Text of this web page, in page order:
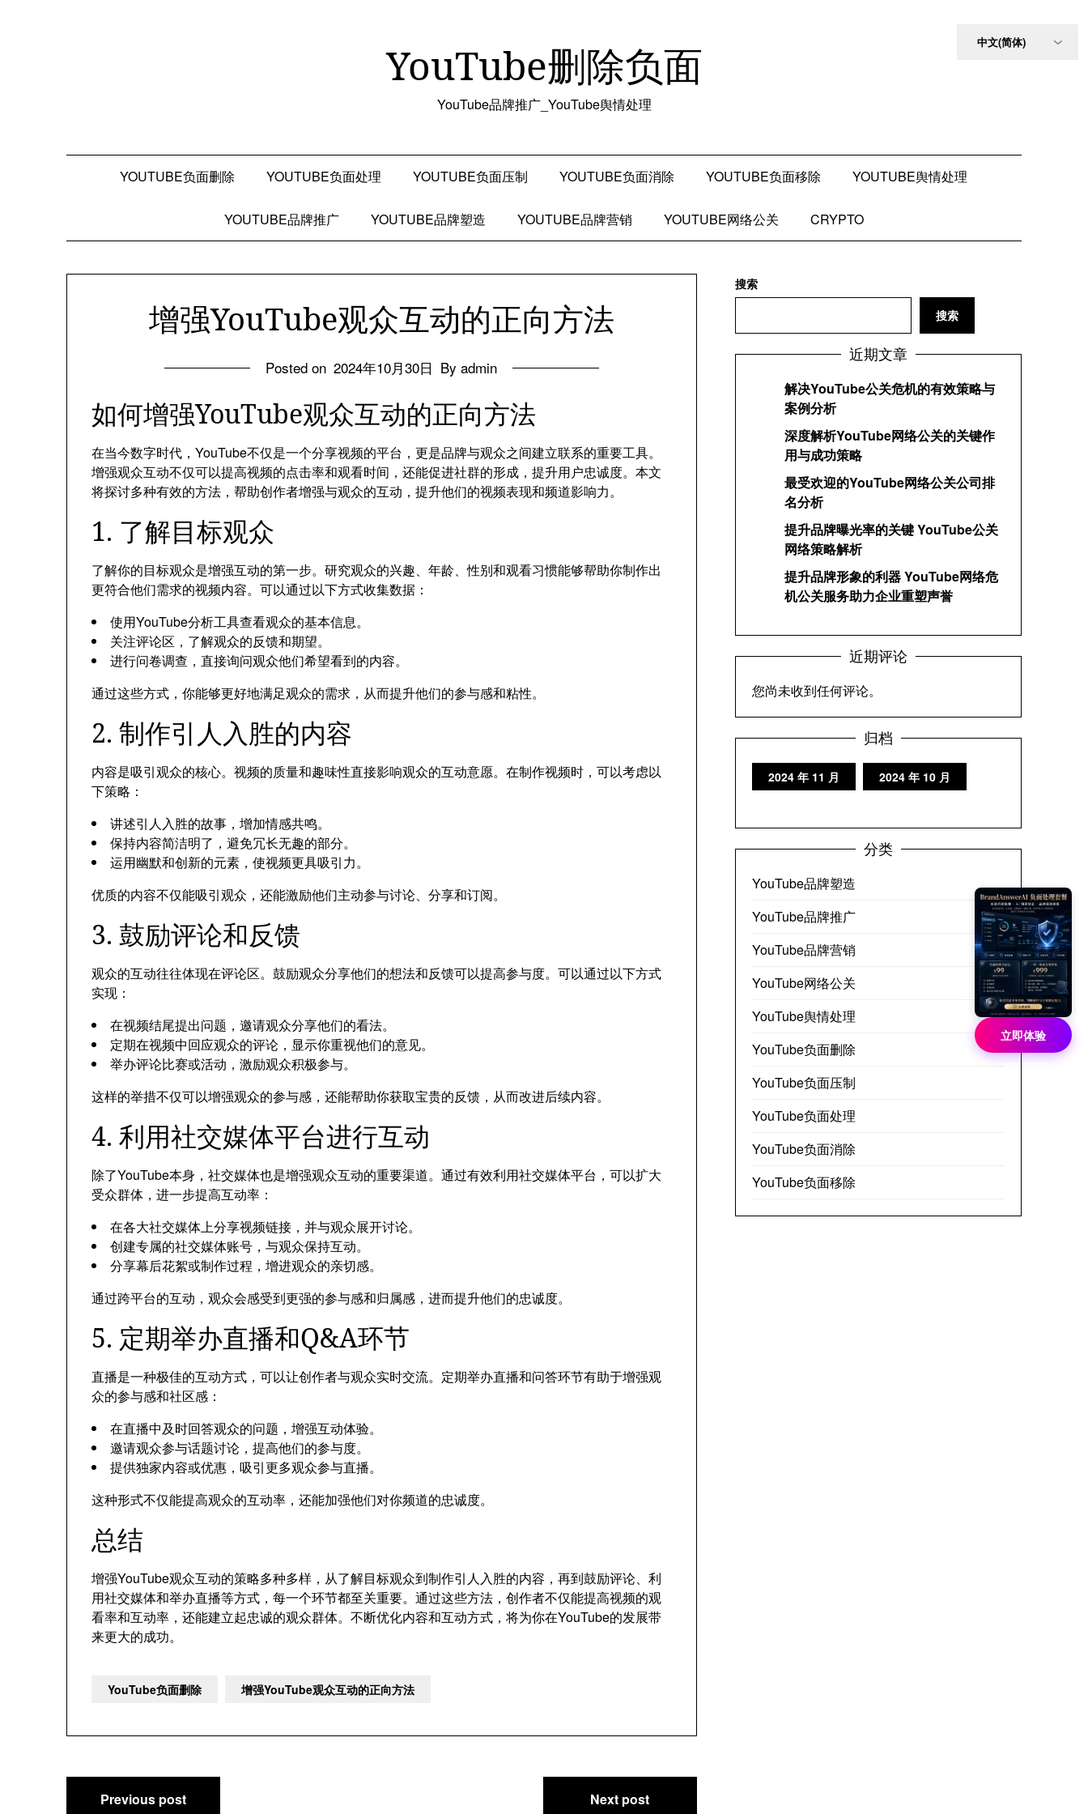
YouTube删除负面
YouTube品牌推广_YouTube舆情处理
YOUTUBE负面删除 YOUTUBE负面处理 YOUTUBE负面压制 YOUTUBE负面消除 YOUTUBE负面移除 YOUTUBE舆情处理
YOUTUBE品牌推广 YOUTUBE品牌塑造 YOUTUBE品牌营销 YOUTUBE网络公关 CRYPTO
增强YouTube观众互动的正向方法
Posted on 2024年10月30日 By admin
如何增强YouTube观众互动的正向方法
在当今数字时代，YouTube不仅是一个分享视频的平台，更是品牌与观众之间建立联系的重要工具。
增强观众互动不仅可以提高视频的点击率和观看时间，还能促进社群的形成，提升用户忠诚度。本文
将探讨多种有效的方法，帮助创作者增强与观众的互动，提升他们的视频表现和频道影响力。
1. 了解目标观众
了解你的目标观众是增强互动的第一步。研究观众的兴趣、年龄、性别和观看习惯能够帮助你制作出
更符合他们需求的视频内容。可以通过以下方式收集数据：
使用YouTube分析工具查看观众的基本信息。
关注评论区，了解观众的反馈和期望。
进行问卷调查，直接询问观众他们希望看到的内容。
通过这些方式，你能够更好地满足观众的需求，从而提升他们的参与感和粘性。
2. 制作引人入胜的内容
内容是吸引观众的核心。视频的质量和趣味性直接影响观众的互动意愿。在制作视频时，可以考虑以
下策略：
讲述引人入胜的故事，增加情感共鸣。
保持内容简洁明了，避免冗长无趣的部分。
运用幽默和创新的元素，使视频更具吸引力。
优质的内容不仅能吸引观众，还能激励他们主动参与讨论、分享和订阅。
3. 鼓励评论和反馈
观众的互动往往体现在评论区。鼓励观众分享他们的想法和反馈可以提高参与度。可以通过以下方式
实现：
在视频结尾提出问题，邀请观众分享他们的看法。
定期在视频中回应观众的评论，显示你重视他们的意见。
举办评论比赛或活动，激励观众积极参与。
这样的举措不仅可以增强观众的参与感，还能帮助你获取宝贵的反馈，从而改进后续内容。
4. 利用社交媒体平台进行互动
除了YouTube本身，社交媒体也是增强观众互动的重要渠道。通过有效利用社交媒体平台，可以扩大
受众群体，进一步提高互动率：
在各大社交媒体上分享视频链接，并与观众展开讨论。
创建专属的社交媒体账号，与观众保持互动。
分享幕后花絮或制作过程，增进观众的亲切感。
通过跨平台的互动，观众会感受到更强的参与感和归属感，进而提升他们的忠诚度。
5. 定期举办直播和Q&A环节
直播是一种极佳的互动方式，可以让创作者与观众实时交流。定期举办直播和问答环节有助于增强观
众的参与感和社区感：
在直播中及时回答观众的问题，增强互动体验。
邀请观众参与话题讨论，提高他们的参与度。
提供独家内容或优惠，吸引更多观众参与直播。
这种形式不仅能提高观众的互动率，还能加强他们对你频道的忠诚度。
总结
增强YouTube观众互动的策略多种多样，从了解目标观众到制作引人入胜的内容，再到鼓励评论、利
用社交媒体和举办直播等方式，每一个环节都至关重要。通过这些方法，创作者不仅能提高视频的观
看率和互动率，还能建立起忠诚的观众群体。不断优化内容和互动方式，将为你在YouTube的发展带
来更大的成功。
YouTube负面删除 增强YouTube观众互动的正向方法
Previous post Next post
搜索
搜索
近期文章
解决YouTube公关危机的有效策略与
案例分析
深度解析YouTube网络公关的关键作
用与成功策略
最受欢迎的YouTube网络公关公司排
名分析
提升品牌曝光率的关键 YouTube公关
网络策略解析
提升品牌形象的利器 YouTube网络危
机公关服务助力企业重塑声誉
近期评论
您尚未收到任何评论。
归档
2024 年 11 月 2024 年 10 月
分类
YouTube品牌塑造
YouTube品牌推广
YouTube品牌营销
YouTube网络公关
YouTube舆情处理
YouTube负面删除
YouTube负面压制
YouTube负面处理
YouTube负面消除
YouTube负面移除
立即体验